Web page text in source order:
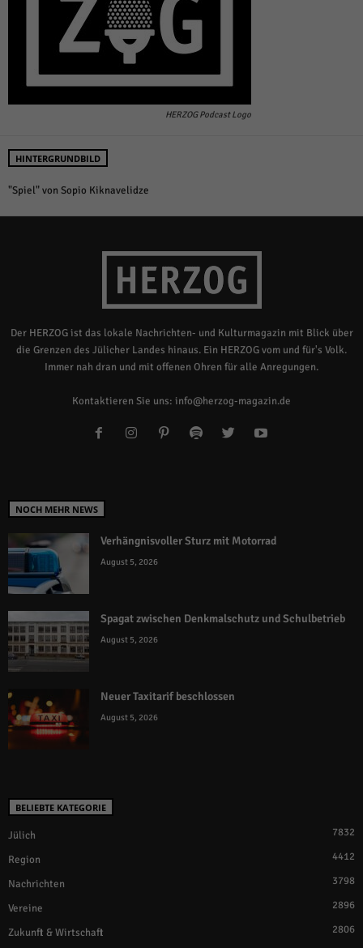
HERZOG Podcast Logo
HINTERGRUNDBILD
"Spiel" von Sopio Kiknavelidze
Der HERZOG ist das lokale Nachrichten- und Kulturmagazin mit Blick über
die Grenzen des Jülicher Landes hinaus. Ein HERZOG vom und für's Volk.
Immer nah dran und mit offenen Ohren für alle Anregungen.
Kontaktieren Sie uns: info@herzog-magazin.de
NOCH MEHR NEWS
Verhängnisvoller Sturz mit Motorrad
August 5, 2026
Spagat zwischen Denkmalschutz und Schulbetrieb
August 5, 2026
Neuer Taxitarif beschlossen
August 5, 2026
BELIEBTE KATEGORIE
Jülich 7832
Region 4412
Nachrichten 3798
Vereine 2896
Zukunft & Wirtschaft
2806